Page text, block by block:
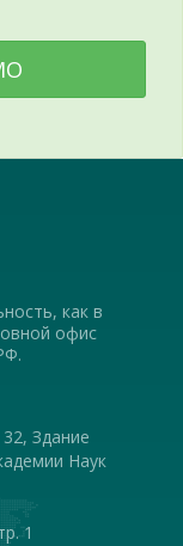
как в
офис
Здание
Наук
1